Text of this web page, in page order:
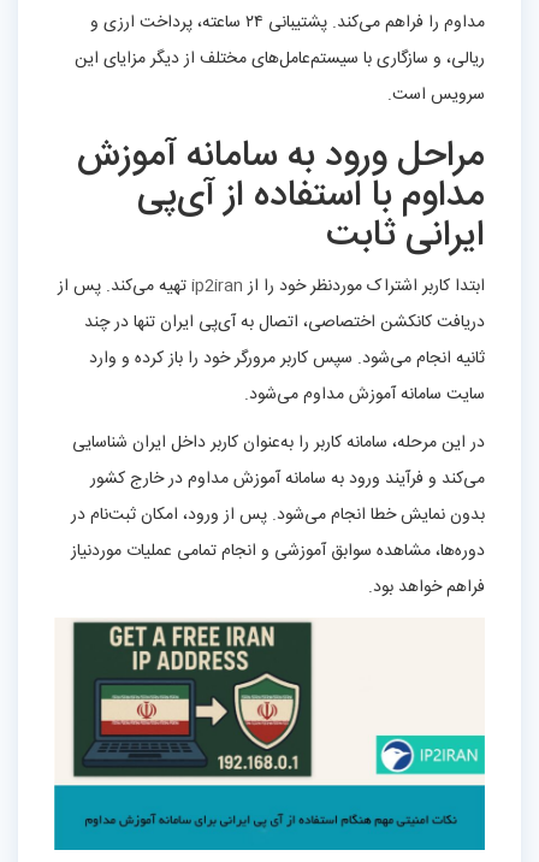
مداوم را فراهم می‌کند. پشتیبانی ۲۴ ساعته، پرداخت ارزی و
ریالی، و سازگاری با سیستم‌عامل‌های مختلف از دیگر مزایای این
سرویس است.
مراحل ورود به سامانه آموزش
مداوم با استفاده از آی‌پی
ایرانی ثابت
ابتدا کاربر اشتراک موردنظر خود را از ip2iranتهیه می‌کند. پس از
دریافت کانکشن اختصاصی، اتصال به آی‌پی ایران تنها در چند
ثانیه انجام می‌شود. سپس کاربر مرورگر خود را باز کرده و وارد
سایت سامانه آموزش مداوم می‌شود.
در این مرحله، سامانه کاربر را به‌عنوان کاربر داخل ایران شناسایی
می‌کند و فرآیند ورود به سامانه آموزش مداوم در خارج کشور
بدون نمایش خطا انجام می‌شود. پس از ورود، امکان ثبت‌نام در
دوره‌ها، مشاهده سوابق آموزشی و انجام تمامی عملیات موردنیاز
فراهم خواهد بود.